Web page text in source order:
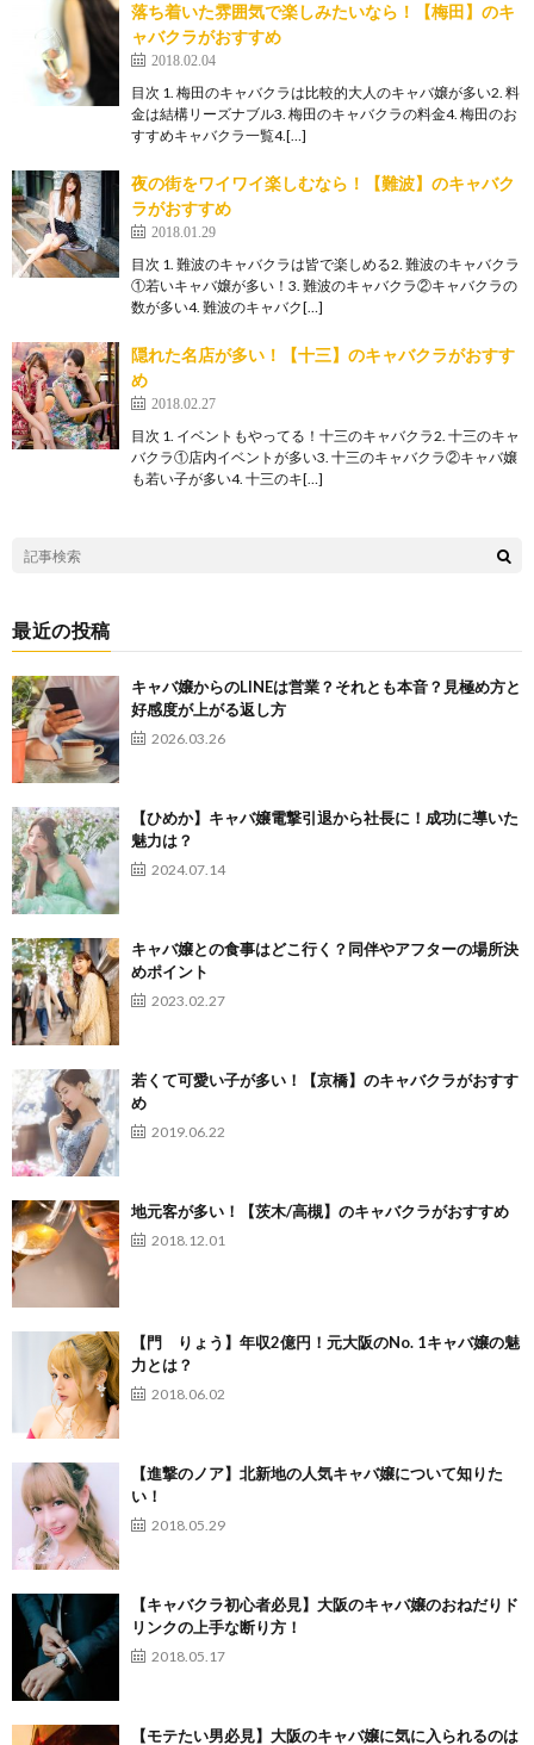
落ち着いた雰囲気で楽しみたいなら！【梅田】のキ
ャバクラがおすすめ
2018.02.04
目次 1. 梅田のキャバクラは比較的大人のキャバ嬢が多い2. 料
金は結構リーズナブル3. 梅田のキャバクラの料金4. 梅田のお
すすめキャバクラ一覧4.[…]
夜の街をワイワイ楽しむなら！【難波】のキャバク
ラがおすすめ
2018.01.29
目次 1. 難波のキャバクラは皆で楽しめる2. 難波のキャバクラ
①若いキャバ嬢が多い！3. 難波のキャバクラ②キャバクラの
数が多い4. 難波のキャバク[…]
隠れた名店が多い！【十三】のキャバクラがおすす
め
2018.02.27
目次 1. イベントもやってる！十三のキャバクラ2. 十三のキャ
バクラ①店内イベントが多い3. 十三のキャバクラ②キャバ嬢
も若い子が多い4. 十三のキ[…]
最近の投稿
キャバ嬢からのLINEは営業？それとも本音？見極め方と
好感度が上がる返し方
2026.03.26
【ひめか】キャバ嬢電撃引退から社長に！成功に導いた
魅力は？
2024.07.14
キャバ嬢との食事はどこ行く？同伴やアフターの場所決
めポイント
2023.02.27
若くて可愛い子が多い！【京橋】のキャバクラがおすす
め
2019.06.22
地元客が多い！【茨木/高槻】のキャバクラがおすすめ
2018.12.01
【門 りょう】年収2億円！元大阪のNo. 1キャバ嬢の魅
力とは？
2018.06.02
【進撃のノア】北新地の人気キャバ嬢について知りた
い！
2018.05.29
【キャバクラ初心者必見】大阪のキャバ嬢のおねだりド
リンクの上手な断り方！
2018.05.17
【モテたい男必見】大阪のキャバ嬢に気に入られるのは